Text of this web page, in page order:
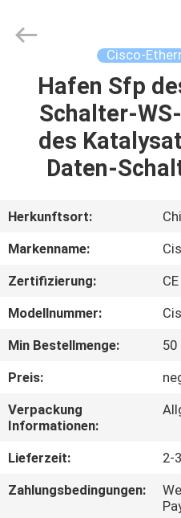
HAUSE
PRODUKTE
VIDEOS
UNS
KONTAKT
UNS
Ltd..
Cisco-
Hafen Sfp
Schalter-
des
Daten-
Herkunftsort:
Markenname:
Zertifizierung:
CE
Modellnummer:
Min Bestellmenge:
50
Preis:
Verpackung
Informationen:
Lieferzeit:
2-
Zahlungsbedingungen: